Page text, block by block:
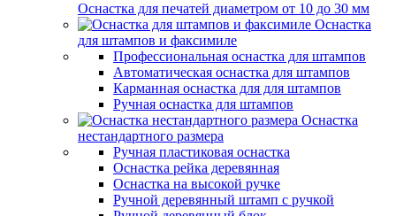
Оснастка для печатей диаметром от 10 до 30 мм
Оснастка
для штампов и факсимиле
Профессиональная оснастка для штампов
Автоматическая оснастка для штампов
Карманная оснастка для для штампов
Ручная оснастка для штампов
Оснастка
нестандартного размера
Ручная пластиковая оснастка
Оснастка рейка деревянная
Оснастка на высокой ручке
Ручной деревянный штамп с ручкой